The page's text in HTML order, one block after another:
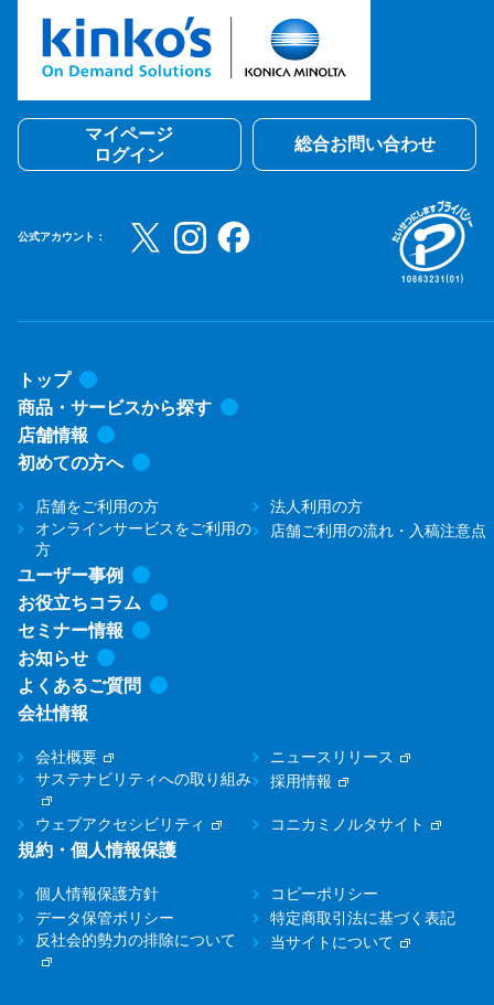
マイページ
ログイン
総合お問い合わせ
公式アカウント：
トップ
商品・サービスから探す
店舗情報
初めての方へ
店舗をご利用の方
法人利用の方
オンラインサービスをご利用の
方
店舗ご利用の流れ・入稿注意点
ユーザー事例
お役立ちコラム
セミナー情報
お知らせ
よくあるご質問
会社情報
会社概要
ニュースリリース
サステナビリティへの取り組み
採用情報
ウェブアクセシビリティ コニカミノルタサイト
規約・個人情報保護
個人情報保護方針
コピーポリシー
データ保管ポリシー
特定商取引法に基づく表記
反社会的勢力の排除について
当サイトについて